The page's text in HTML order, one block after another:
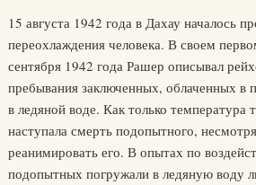
15 августа 1942 года в Дахау началось
переохлаждения человека. В своем
сентября 1942 года Рашер описывал
пребывания заключенных, облаченных
в ледяной воде. Как только температура
наступала смерть подопытного,
реанимировать его. В опытах по
подопытных погружали в ледяную воду